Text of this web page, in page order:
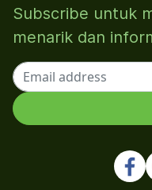
Subscribe untuk
menarik dan